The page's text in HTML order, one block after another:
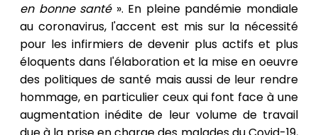
en bonne santé». En pleine pandémie mondiale
au coronavirus, l'accent est mis sur la nécessité
pour les infirmiers de devenir plus actifs et plus
éloquents dans l'élaboration et la mise en oeuvre
des politiques de santé mais aussi de leur rendre
hommage, en particulier ceux qui font face à une
augmentation inédite de leur volume de travail